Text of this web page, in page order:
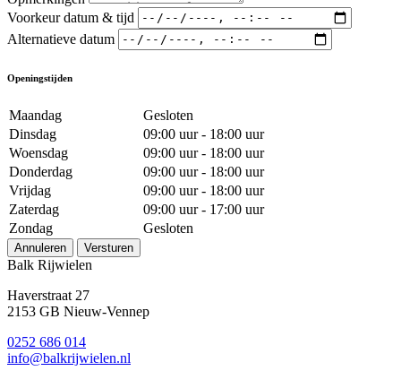
Voorkeur datum & tijd
Alternatieve datum
Openingstijden
Maandag
Gesloten
Dinsdag
09:00 uur - 18:00 uur
Woensdag
09:00 uur - 18:00 uur
Donderdag
09:00 uur - 18:00 uur
Vrijdag
09:00 uur - 18:00 uur
Zaterdag
09:00 uur - 17:00 uur
Zondag
Gesloten
Annuleren Versturen
Balk Rijwielen
Haverstraat 27
2153 GB Nieuw-Vennep
0252 686 014
info@balkrijwielen.nl